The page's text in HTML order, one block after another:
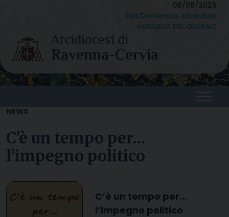
content
08/08/2026
San Domenico, sacerdote
VANGELO DEL GIORNO
NEWS
C’è un tempo per…
l’impegno politico
C’è un tempo per…
l’impegno politico